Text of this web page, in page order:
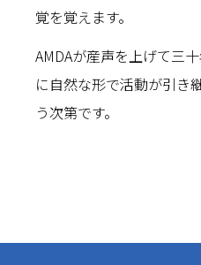
覚を覚えます。
AMDAが産声を上げて三
に自然な形で活動が引き
う次第です。